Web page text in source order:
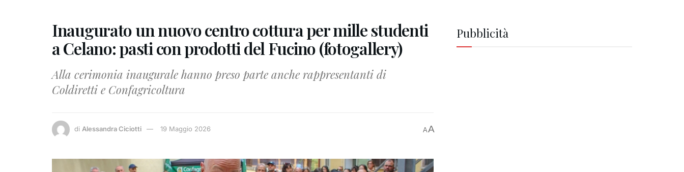
Inaugurato un nuovo centro cottura per mille studenti
a Celano: pasti con prodotti del Fucino (fotogallery)
Alla cerimonia inaugurale hanno preso parte anche rappresentanti di
Coldiretti e Confagricoltura
di Alessandra Ciciotti 19 Maggio 2026 AA
Pubblicità